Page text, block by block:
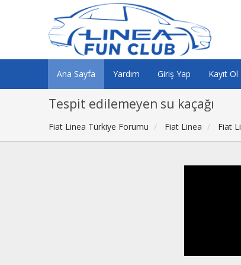
Ana Sayfa Yardım Giriş Yap Kayıt Ol
Tespit edilemeyen su kaçağı
Fiat Linea Türkiye Forumu Fiat Linea Fiat